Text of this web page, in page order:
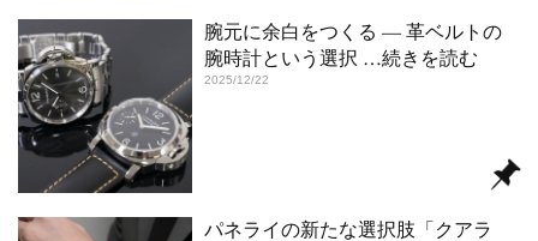
腕元に余白をつくる ― 革ベルトの
腕時計という選択 …続きを読む
2025/12/22
パネライの新たな選択肢「クアラ